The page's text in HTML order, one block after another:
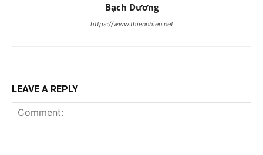
Bạch Dương
https://www.thiennhien.net
LEAVE A REPLY